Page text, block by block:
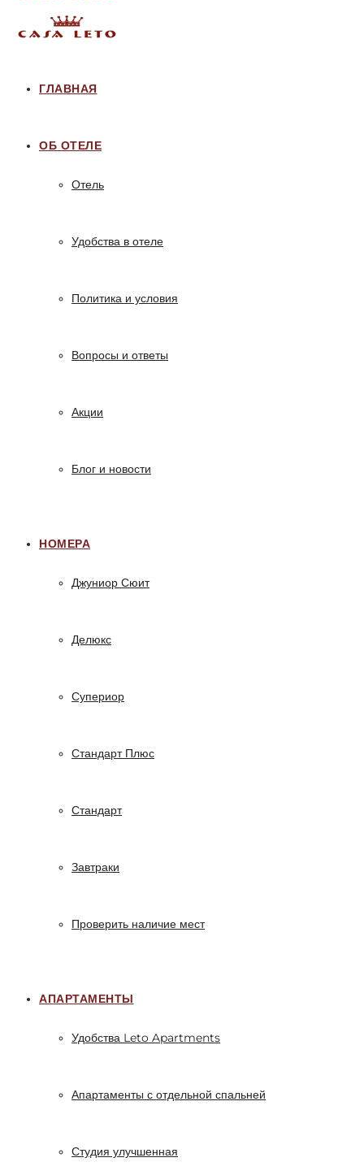
ГЛАВНАЯ
ОБ ОТЕЛЕ
Отель
Удобства в отеле
Политика и условия
Вопросы и ответы
Акции
Блог и новости
НОМЕРА
Джуниор Сюит
Делюкс
Супериор
Стандарт Плюс
Стандарт
Завтраки
Проверить наличие мест
АПАРТАМЕНТЫ
Удобства Leto Apartments
Апартаменты с отдельной спальней
Студия улучшенная